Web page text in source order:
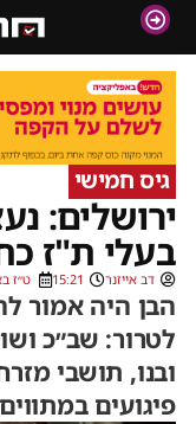
גיס חמישי
ירושלים:
בעלי ת"ז
דב אייזנר 15:21 ט״ז באב
הבן היה אמור
לטרור: שב״כ
ובנו, תושבי
פיגועים